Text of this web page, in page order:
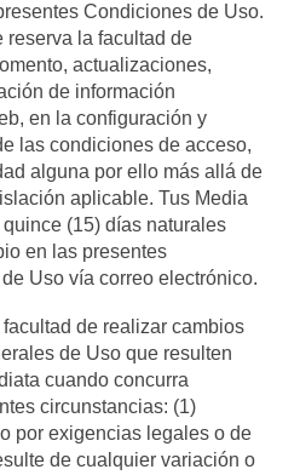
Condiciones de Uso.
reserva la facultad de
actualizaciones,
de información
en la configuración y
las condiciones de acceso,
alguna por ello más allá de
aplicable. Tus Media
(15) días naturales
en las presentes
Uso vía correo electrónico.
de realizar cambios
de Uso que resulten
cuando concurra
circunstancias: (1)
por exigencias legales o de
de cualquier variación o